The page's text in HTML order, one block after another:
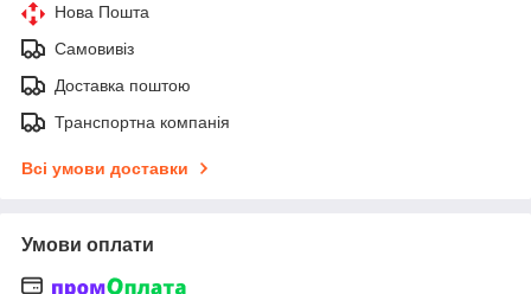
Нова Пошта
Самовивіз
Доставка поштою
Транспортна компанія
Всі умови доставки
Умови оплати